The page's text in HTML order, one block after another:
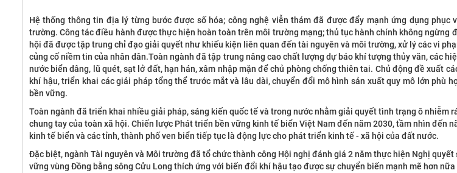
Hệ thống thông tin địa lý từng bước được số hóa; công nghệ viễn thám đã được đẩy mạnh ứng dụng phục
trường. Công tác điều hành được thực hiện hoàn toàn trên môi trường mạng; thủ tục hành chính không ngừng
hội đã được tập trung chỉ đạo giải quyết như khiếu kiện liên quan đến tài nguyên và môi trường, xử lý các vi
củng cố niềm tin của nhân dân.Toàn ngành đã tập trung nâng cao chất lượng dự báo khí tượng thủy văn, các
nước biển dâng, lũ quét, sạt lở đất, hạn hán, xâm nhập mặn để chủ phòng chống thiên tai. Chủ động đề xuất
khí hậu, triển khai các giải pháp tổng thể trước mắt và lâu dài, chuyển đổi mô hình sản xuất quy mô lớn phù
bền vững.
Toàn ngành đã triển khai nhiều giải pháp, sáng kiến quốc tế và trong nước nhằm giải quyết tình trạng ô nhiễm
chung tay của toàn xã hội. Chiến lược Phát triển bền vững kinh tế biển Việt Nam đến năm 2030, tầm nhìn đến
kinh tế biển và các tỉnh, thành phố ven biển tiếp tục là động lực cho phát triển kinh tế - xã hội của đất nước.
Đặc biệt, ngành Tài nguyên và Môi trường đã tổ chức thành công Hội nghị đánh giá 2 năm thực hiện Nghị quyết
vững vùng Đồng bằng sông Cửu Long thích ứng với biến đổi khí hậu tạo được sự chuyển biến mạnh mẽ hơn